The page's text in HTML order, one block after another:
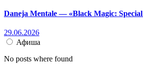
Daneja Mentale — «Black Magic:
29.06.2026
Афиша
No posts where found